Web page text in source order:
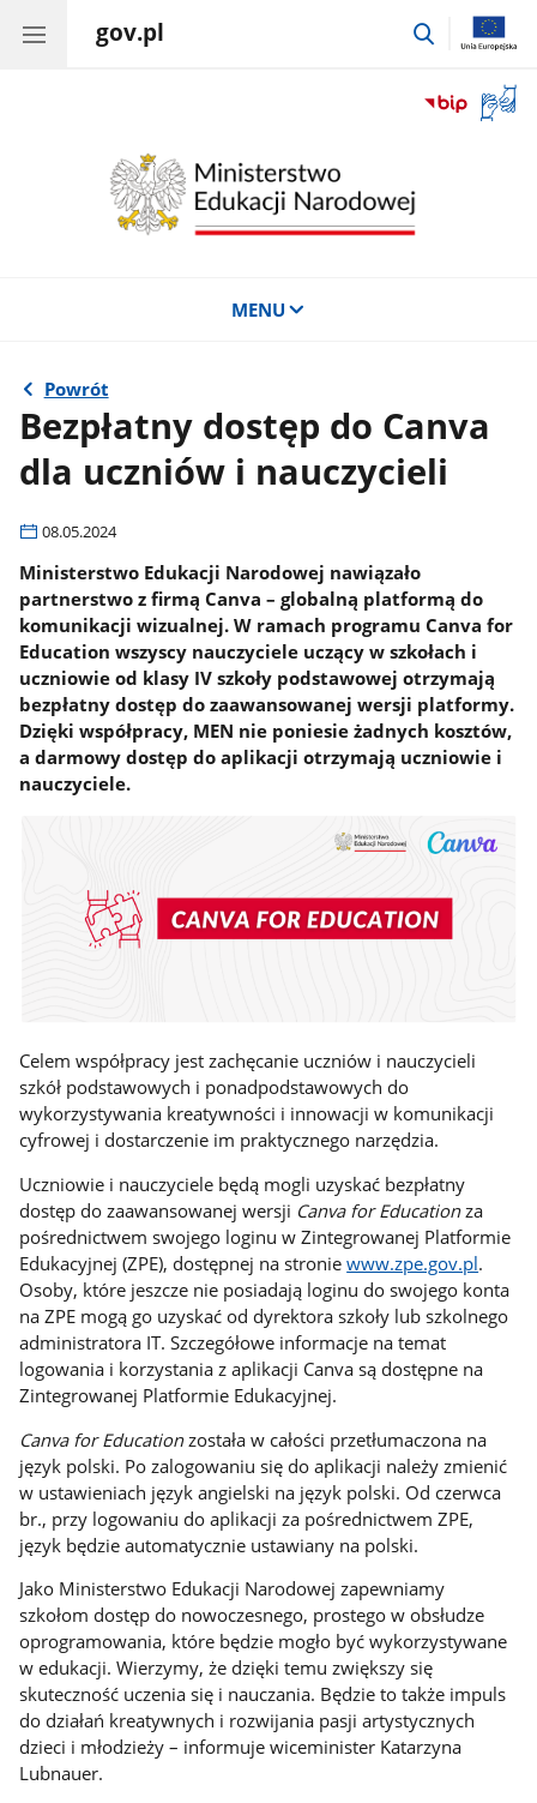
gov.pl
przejdź
okno
MENU
Powrót
Bezpłatny dostęp do Canva
dla uczniów i nauczycieli
08.05.2024
Ministerstwo Edukacji Narodowej nawiązało
partnerstwo z firmą Canva – globalną platformą do
komunikacji wizualnej. W ramach programu Canva for
Education wszyscy nauczyciele uczący w szkołach i
uczniowie od klasy IV szkoły podstawowej otrzymają
bezpłatny dostęp do zaawansowanej wersji platformy.
Dzięki współpracy, MEN nie poniesie żadnych kosztów,
a darmowy dostęp do aplikacji otrzymają uczniowie i
nauczyciele.
Celem współpracy jest zachęcanie uczniów i nauczycieli
szkół podstawowych i ponadpodstawowych do
wykorzystywania kreatywności i innowacji w komunikacji
cyfrowej i dostarczenie im praktycznego narzędzia.
Uczniowie i nauczyciele będą mogli uzyskać bezpłatny
dostęp do zaawansowanej wersji Canva for Educationza
pośrednictwem swojego loginu w Zintegrowanej Platformie
Edukacyjnej (ZPE), dostępnej na stroniewww.zpe.gov.pl.
Osoby, które jeszcze nie posiadają loginu do swojego konta
na ZPE mogą go uzyskać od dyrektora szkoły lub szkolnego
administratora IT. Szczegółowe informacje na temat
logowania i korzystania z aplikacji Canva są dostępne na
Zintegrowanej Platformie Edukacyjnej.
Canva for Educationzostała w całości przetłumaczona na
język polski. Po zalogowaniu się do aplikacji należy zmienić
w ustawieniach język angielski na język polski. Od czerwca
br., przy logowaniu do aplikacji za pośrednictwem ZPE,
język będzie automatycznie ustawiany na polski.
Jako Ministerstwo Edukacji Narodowej zapewniamy
szkołom dostęp do nowoczesnego, prostego w obsłudze
oprogramowania, które będzie mogło być wykorzystywane
w edukacji. Wierzymy, że dzięki temu zwiększy się
skuteczność uczenia się i nauczania. Będzie to także impuls
do działań kreatywnych i rozwijania pasji artystycznych
dzieci i młodzieży – informuje wiceminister Katarzyna
Lubnauer.